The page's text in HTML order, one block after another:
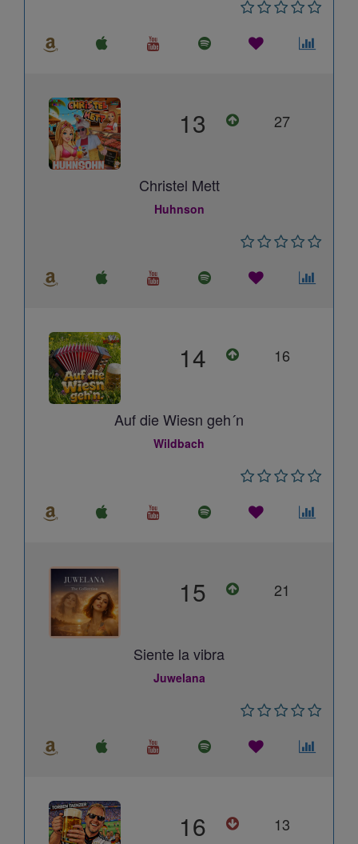
13 27
Christel Mett
Huhnson
14 16
Auf die Wiesn geh´n
Wildbach
15 21
Siente la vibra
Juwelana
16 13